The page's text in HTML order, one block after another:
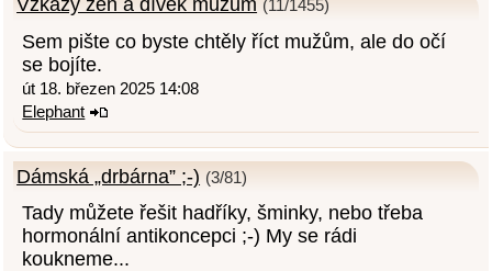
Vzkazy žen a dívek mužům (11/1455)
Sem pište co byste chtěly říct mužům, ale do očí
se bojíte.
út 18. březen 2025 14:08
Elephant
Dámská „drbárna” ;-) (3/81)
Tady můžete řešit hadříky, šminky, nebo třeba
hormonální antikoncepci ;-) My se rádi
koukneme...